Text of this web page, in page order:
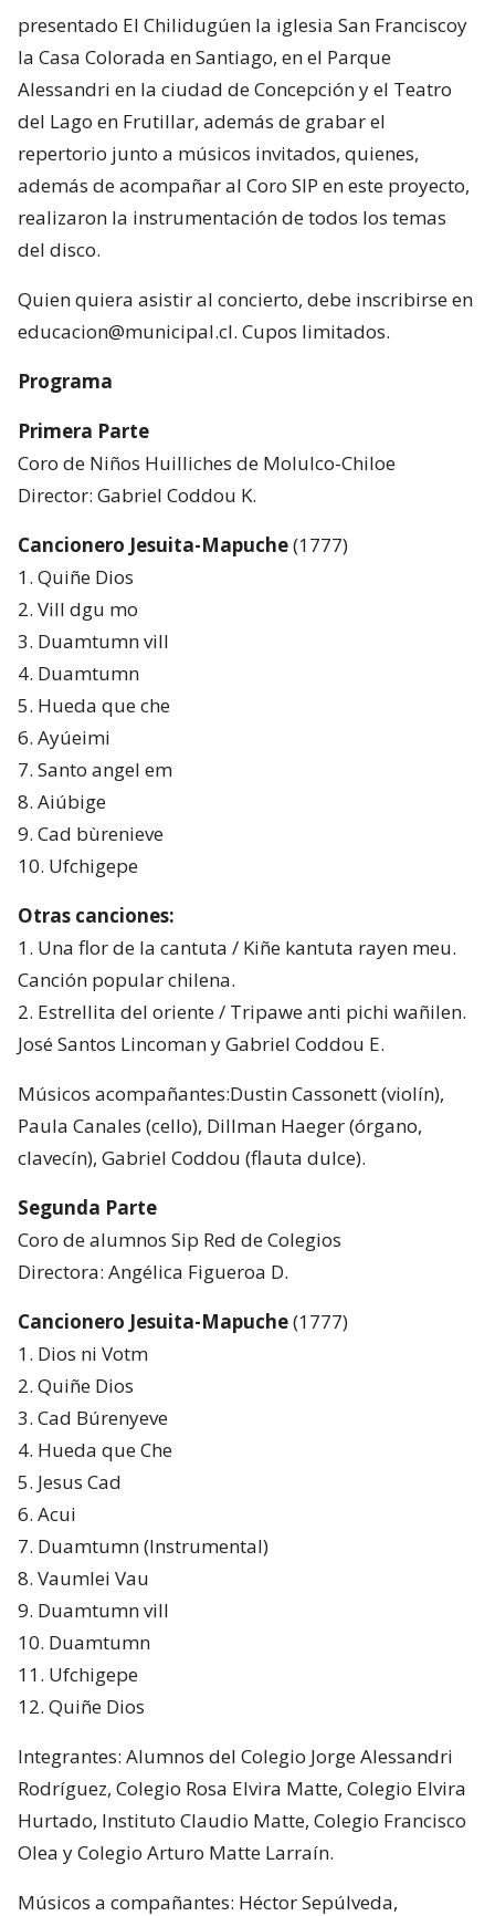
presentado El Chilidugúen la iglesia San Franciscoy
la Casa Colorada en Santiago, en el Parque
Alessandri en la ciudad de Concepción y el Teatro
del Lago en Frutillar, además de grabar el
repertorio junto a músicos invitados, quienes,
además de acompañar al Coro SIP en este proyecto,
realizaron la instrumentación de todos los temas
del disco.
Quien quiera asistir al concierto, debe inscribirse en
educacion@municipal.cl. Cupos limitados.
Programa
Primera Parte
Coro de Niños Huilliches de Molulco-Chiloe
Director: Gabriel Coddou K.
Cancionero Jesuita-Mapuche(1777)
1. Quiñe Dios
2. Vill dgu mo
3. Duamtumn vill
4. Duamtumn
5. Hueda que che
6. Ayúeimi
7. Santo angel em
8. Aiúbige
9. Cad bùrenieve
10. Ufchigepe
Otras canciones:
1. Una flor de la cantuta / Kiñe kantuta rayen meu.
Canción popular chilena.
2. Estrellita del oriente / Tripawe anti pichi wañilen.
José Santos Lincoman y Gabriel Coddou E.
Músicos acompañantes:Dustin Cassonett (violín),
Paula Canales (cello), Dillman Haeger (órgano,
clavecín), Gabriel Coddou (flauta dulce).
Segunda Parte
Coro de alumnos Sip Red de Colegios
Directora: Angélica Figueroa D.
Cancionero Jesuita-Mapuche(1777)
1. Dios ni Votm
2. Quiñe Dios
3. Cad Búrenyeve
4. Hueda que Che
5. Jesus Cad
6. Acui
7. Duamtumn (Instrumental)
8. Vaumlei Vau
9. Duamtumn vill
10. Duamtumn
11. Ufchigepe
12. Quiñe Dios
Integrantes: Alumnos del Colegio Jorge Alessandri
Rodríguez, Colegio Rosa Elvira Matte, Colegio Elvira
Hurtado, Instituto Claudio Matte, Colegio Francisco
Olea y Colegio Arturo Matte Larraín.
Músicos a compañantes: Héctor Sepúlveda,